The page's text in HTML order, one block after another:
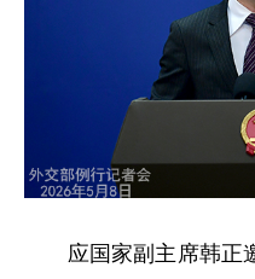
应国家副主席韩正